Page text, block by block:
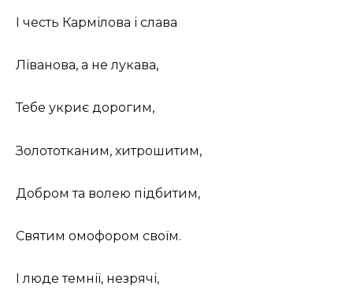
І честь Кармілова і слава
Ліванова, а не лукава,
Тебе укриє дорогим,
Золототканим, хитрошитим,
Добром та волею підбитим,
Святим омофором своїм.
І люде темнії, незрячі,